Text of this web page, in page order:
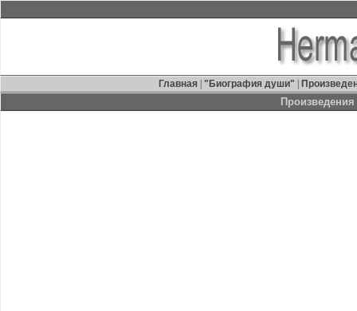
Главная "Биография души"
Произведения